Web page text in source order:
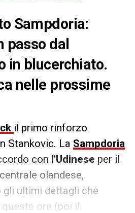
Sampdoria:
passo dal
in blucerchiato.
nelle prossime
il primo rinforzo
Stankovic. La Sampdoria
con l’Udinese per il
olandese,
ultimi dettagli che
ore (poi il